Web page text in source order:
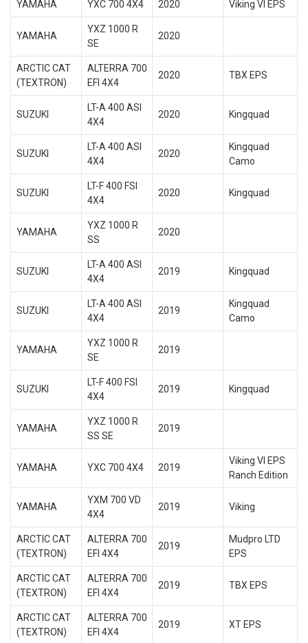
YAMAHA YXC 700 4X4 2020 Viking VI EPS
YAMAHA
YXZ 1000 R
SE
2020
ARCTIC CAT
(TEXTRON)
ALTERRA 700
EFI 4X4
2020 TBX EPS
SUZUKI
LT-A 400 ASI
4X4
2020 Kingquad
SUZUKI
LT-A 400 ASI
4X4
2020
Kingquad
Camo
SUZUKI
LT-F 400 FSI
4X4
2020 Kingquad
YAMAHA
YXZ 1000 R
SS
2020
SUZUKI
LT-A 400 ASI
4X4
2019 Kingquad
SUZUKI
LT-A 400 ASI
4X4
2019
Kingquad
Camo
YAMAHA
YXZ 1000 R
SE
2019
SUZUKI
LT-F 400 FSI
4X4
2019 Kingquad
YAMAHA
YXZ 1000 R
SS SE
2019
YAMAHA YXC 700 4X4 2019
Viking VI EPS
Ranch Edition
YAMAHA
YXM 700 VD
4X4
2019 Viking
ARCTIC CAT
(TEXTRON)
ALTERRA 700
EFI 4X4
2019
Mudpro LTD
EPS
ARCTIC CAT
(TEXTRON)
ALTERRA 700
EFI 4X4
2019 TBX EPS
ARCTIC CAT
(TEXTRON)
ALTERRA 700
EFI 4X4
2019 XT EPS